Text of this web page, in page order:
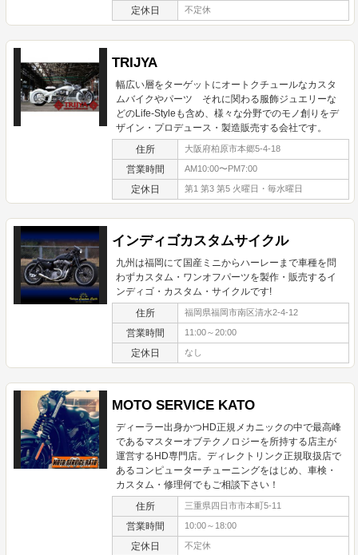
定休日 不定休
TRIJYA
幅広い層をターゲットにオートクチュールなカスタ
ムバイクやパーツ それに関わる服飾ジュエリーな
どのLife-Styleも含め、様々な分野でのモノ創りをデ
ザイン・プロデュース・製造販売する会社です。
住所 大阪府柏原市本郷5-4-18
営業時間 AM10:00〜PM7:00
定休日 第1 第3 第5 火曜日・毎水曜日
インディゴカスタムサイクル
九州は福岡にて国産ミニからハーレーまで車種を問
わずカスタム・ワンオフパーツを製作・販売するイ
ンディゴ・カスタム・サイクルです!
住所 福岡県福岡市南区清水2-4-12
営業時間 11:00～20:00
定休日 なし
MOTO SERVICE KATO
ディーラー出身かつHD正規メカニックの中で最高峰
であるマスターオブテクノロジーを所持する店主が
運営するHD専門店。ディレクトリンク正規取扱店で
あるコンピューターチューニングをはじめ、車検・
カスタム・修理何でもご相談下さい！
住所 三重県四日市市本町5-11
営業時間 10:00～18:00
定休日 不定休